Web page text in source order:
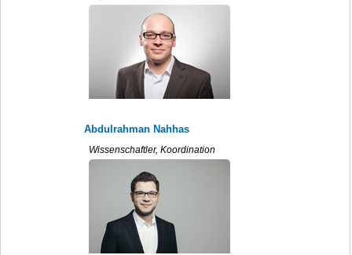
Abdulrahman Nahhas
Wissenschaftler, Koordination